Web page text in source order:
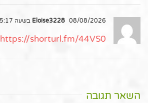
Eloise3228 08/08/2026 בשעה 15:17
https://shorturl.fm/44VS0
השאר תגובה